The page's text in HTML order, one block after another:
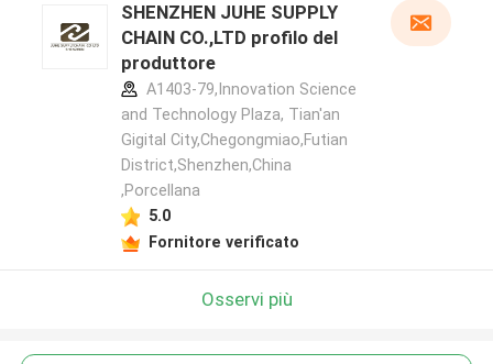
SHENZHEN JUHE SUPPLY
CHAIN CO.,LTD profilo del
produttore
A1403-79,Innovation Science
and Technology Plaza, Tian'an
Gigital City,Chegongmiao,Futian
District,Shenzhen,China
,Porcellana
5.0
Fornitore verificato
Osservi più